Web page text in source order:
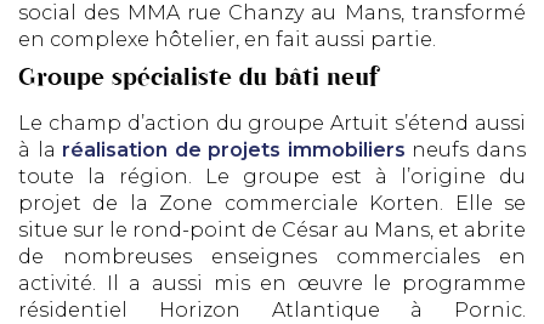
social des MMA rue Chanzy au Mans, transformé
en complexe hôtelier, en fait aussi partie.
Groupe spécialiste du bâti neuf
Le champ d’action du groupe Artuit s’étend aussi
à la réalisation de projets immobiliers neufs dans
toute la région. Le groupe est à l’origine du
projet de la Zone commerciale Korten. Elle se
situe sur le rond-point de César au Mans, et abrite
de nombreuses enseignes commerciales en
activité. Il a aussi mis en œuvre le programme
résidentiel Horizon Atlantique à Pornic.